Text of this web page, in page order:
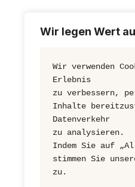
Wir legen Wert
Wir verwenden
Erlebnis
zu verbessern,
Inhalte
Datenverkehr
zu analysieren.
Indem Sie auf
stimmen Sie
zu.
VEREINSHEIM
Lönsstraße 14A
31157 Sarstedt